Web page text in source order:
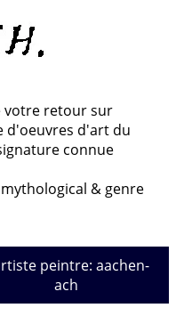
votre retour sur
d'oeuvres d'art du
connue
& genre
peintre: aachen-
ach